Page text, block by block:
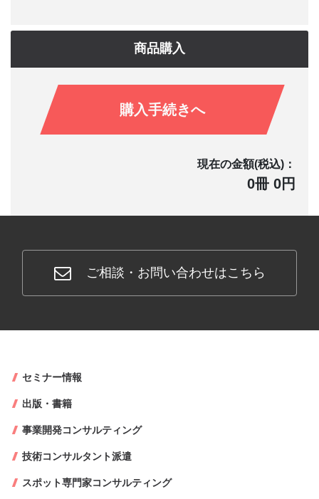
商品購入
購入手続きへ
現在の金額(税込)：
0冊 0円
ご相談・お問い合わせはこちら
セミナー情報
出版・書籍
事業開発コンサルティング
技術コンサルタント派遣
スポット専門家コンサルティング